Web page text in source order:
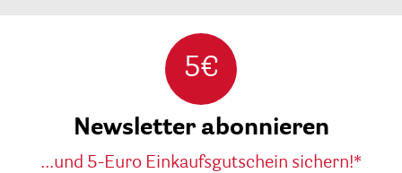
5€
Newsletter abonnieren
...und 5-Euro Einkaufsgutschein sichern!*